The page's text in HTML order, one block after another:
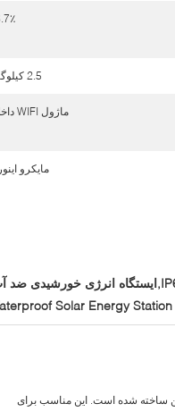
2.5 کیلوگرم
ماژول WIFI داخلی
مایکرو
Solar Energy Station
بالکن ساخته شده است. این مناسب برای